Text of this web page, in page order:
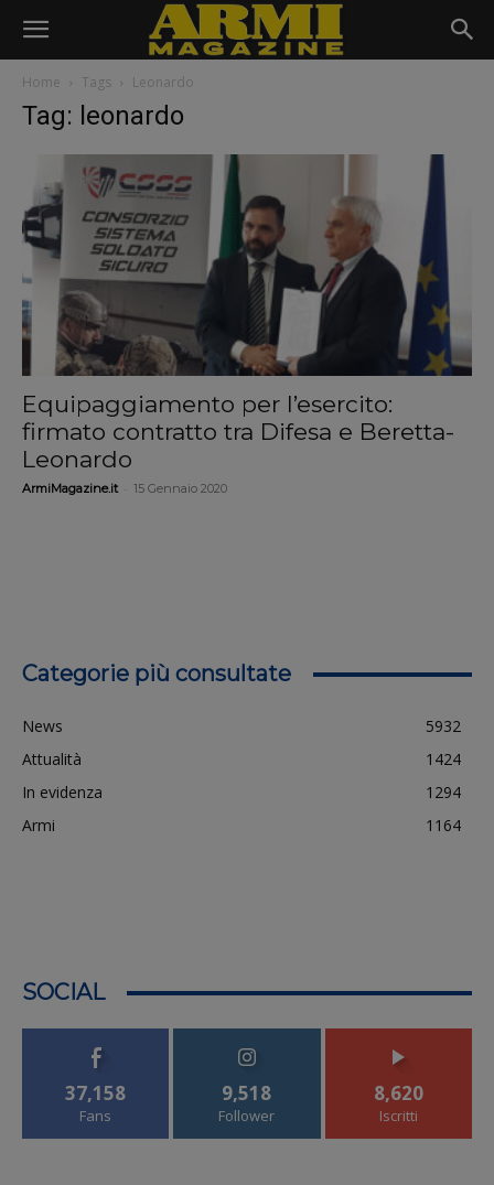
Home Tags Leonardo
Tag: leonardo
Equipaggiamento per l’esercito:
firmato contratto tra Difesa e Beretta-
Leonardo
ArmiMagazine.it 15 Gennaio 2020
Categorie più consultate
News
5932
Attualità
1424
In evidenza
1294
Armi
1164
SOCIAL
37,158
Fans
9,518
Follower
8,620
Iscritti